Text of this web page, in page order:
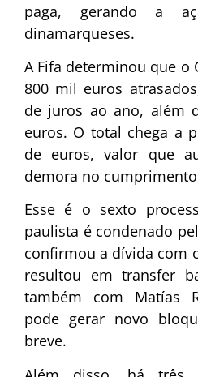
paga, gerando a
dinamarqueses.
A Fifa determinou que o
800 mil euros
de juros ao ano, além
euros. O total chega a
de euros, valor que
demora no
Esse é o sexto
paulista é condenado
confirmou a dívida com
resultou em transfer
também com Matías
pode gerar novo
breve.